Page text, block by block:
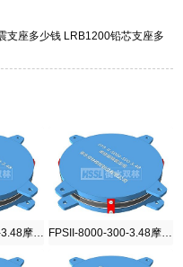
13323182312。
支座多少钱 LRB1200铅芯支座多
FPSII-9000-300-3.48摩擦摆隔震支座